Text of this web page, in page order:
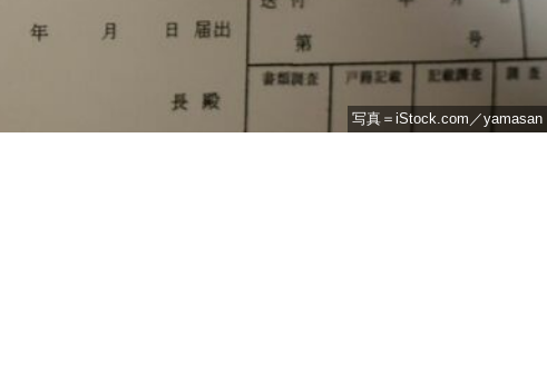
写真＝iStock.com／yamasan